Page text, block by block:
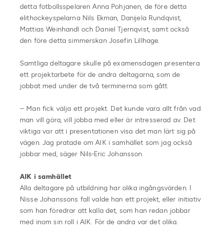
detta fotbollsspelaren Anna Pohjanen, de före detta
elithockeyspelarna Nils Ekman, Danijela Rundqvist,
Mattias Weinhandl och Daniel Tjernqvist, samt också
den före detta simmerskan Josefin Lillhage.
Samtliga deltagare skulle på examensdagen presentera
ett projektarbete för de andra deltagarna, som de
jobbat med under de två terminerna som gått.
– Man fick välja ett projekt. Det kunde vara allt från vad
man vill göra, vill jobba med eller är intresserad av. Det
viktiga var att i presentationen visa det man lärt sig på
vägen. Jag pratade om AIK i samhället som jag också
jobbar med, säger Nils-Eric Johansson.
AIK i samhället
Alla deltagare på utbildning har olika ingångsvärden. I
Nisse Johanssons fall valde han ett projekt, eller initiativ
som han föredrar att kalla det, som han redan jobbar
med inom sin roll i AIK. För de andra var det olika.